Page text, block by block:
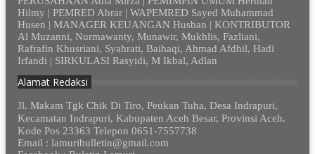
Hilmy | PEMRED Abrar | WAPEMRED Sayed Muhammad
Husen | MANAGER KEUANGAN Husban | KONTRIBUTOR
Al Muzanni, Nurmawanty, Munawir, Mukhlis, Fazliani,
Rafrafin Khusriani, Syahrati, Baihaqi, Ahmad Afdhil, Hadi
Irfandi | SIRKULASI Rasyidi, M Ikbal, Adlan
Alamat Redaksi
Jl. Makam Tgk Chik Di Tiro, Peukan Tuha, Desa Indrapuri,
Kecamatan Indrapuri, Kabupaten Aceh Besar, Provinsi Aceh.
Kode Pos 23363 Telepon 0651-7557738
Email : lamuribulletin@gmail.com